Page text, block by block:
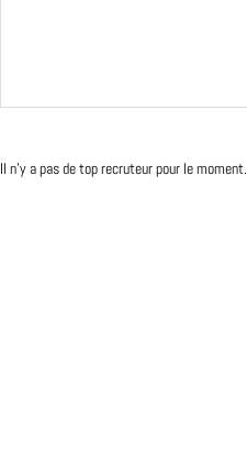
Il n'y a pas de top recruteur pour le moment.